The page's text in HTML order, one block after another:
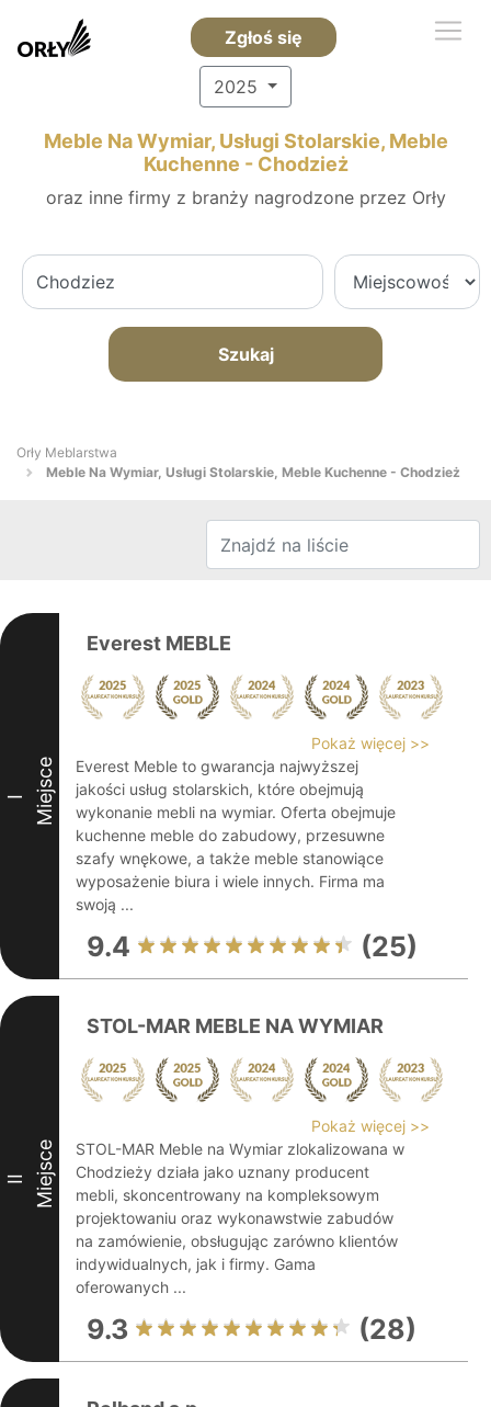
Zgłoś się
2025
Meble Na Wymiar, Usługi Stolarskie, Meble
Kuchenne - Chodzież
oraz inne firmy z branży nagrodzone przez Orły
Szukaj
Orły Meblarstwa
Meble Na Wymiar, Usługi Stolarskie, Meble Kuchenne - Chodzież
I Miejsce
Everest MEBLE
Pokaż więcej >>
Everest Meble to gwarancja najwyższej
jakości usług stolarskich, które obejmują
wykonanie mebli na wymiar. Oferta obejmuje
kuchenne meble do zabudowy, przesuwne
szafy wnękowe, a także meble stanowiące
wyposażenie biura i wiele innych. Firma ma
swoją ...
9.4 (25)
II Miejsce
STOL-MAR MEBLE NA WYMIAR
Pokaż więcej >>
STOL-MAR Meble na Wymiar zlokalizowana w
Chodzieży działa jako uznany producent
mebli, skoncentrowany na kompleksowym
projektowaniu oraz wykonawstwie zabudów
na zamówienie, obsługując zarówno klientów
indywidualnych, jak i firmy. Gama
oferowanych ...
9.3 (28)